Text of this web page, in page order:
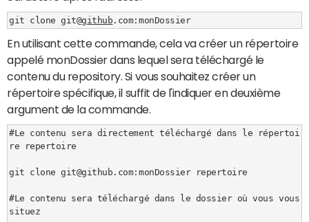
git clone git@github .com:monDossier
En utilisant cette commande, cela va créer un répertoire
appelé monDossier dans lequel sera téléchargé le
contenu du repository. Si vous souhaitez créer un
répertoire spécifique, il suffit de l'indiquer en deuxième
argument de la commande.
#Le contenu sera directement téléchargé dans le répertoi
re repertoire
git clone git@github.com:monDossier repertoire
#Le contenu sera téléchargé dans le dossier où vous vous
situez